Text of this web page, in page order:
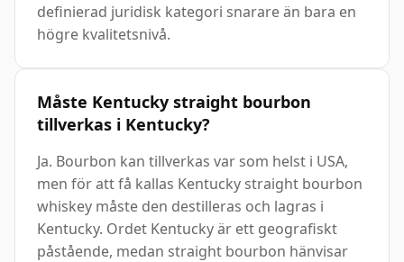
definierad juridisk kategori snarare än bara en
högre kvalitetsnivå.
Måste Kentucky straight bourbon
tillverkas i Kentucky?
Ja. Bourbon kan tillverkas var som helst i USA,
men för att få kallas Kentucky straight bourbon
whiskey måste den destilleras och lagras i
Kentucky. Ordet Kentucky är ett geografiskt
påstående, medan straight bourbon hänvisar